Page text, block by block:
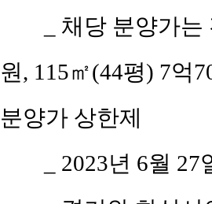
_ 채당 분양가
원, 115㎡(44평) 7억
분양가 상한제
_ 2023년 6월